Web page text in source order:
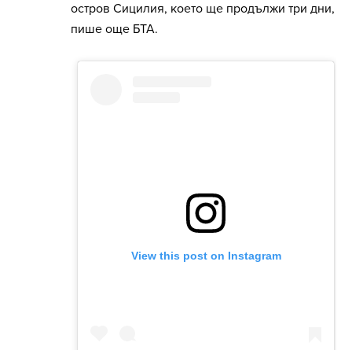
остров Сицилия, което ще продължи три дни,
пише още БТА.